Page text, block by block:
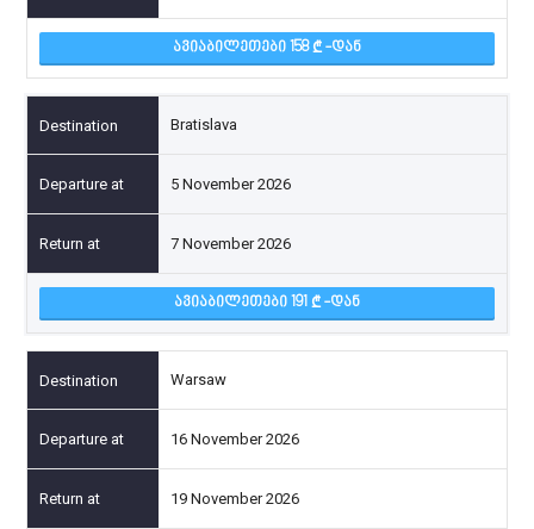
ᲐᲕᲘᲐᲑᲘᲚᲔᲗᲔᲑᲘ 158 -ᲓᲐᲜ
Bratislava
5 November 2026
7 November 2026
ᲐᲕᲘᲐᲑᲘᲚᲔᲗᲔᲑᲘ 191 -ᲓᲐᲜ
Warsaw
16 November 2026
19 November 2026